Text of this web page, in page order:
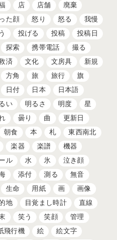
店 店舗
廃棄
た顔 怒り 怒る
我慢
投げる 投稿
投稿日
探索 携帯電話
撮る
済 文化 文房具
新規
方角 旅 旅行
旗
日付 日本
日本語
い 明るさ 明度
星
曇り 曲
更新日
朝食 本 札
東西南北
楽器 楽譜
機器
ル 水 氷
泣き顔
添付 測る
無音
生命 用紙 画
画像
地 目覚まし時計
直線
笑う 笑顔
管理
飛行機 絵
絵文字